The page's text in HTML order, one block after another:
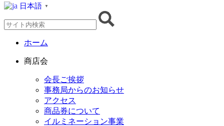
日本語 ▼
ホーム
商店会
会長ご挨拶
事務局からのお知らせ
アクセス
商品券について
イルミネーション事業